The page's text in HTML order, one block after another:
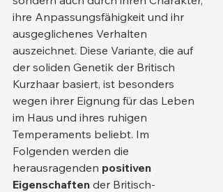
ihre Anpassungsfähigkeit und ihr
ausgeglichenes Verhalten
auszeichnet. Diese Variante, die auf
der soliden Genetik der Britisch
Kurzhaar basiert, ist besonders
wegen ihrer Eignung für das Leben
im Haus und ihres ruhigen
Temperaments beliebt. Im
Folgenden werden die
herausragenden positiven
Eigenschaften der Britisch-